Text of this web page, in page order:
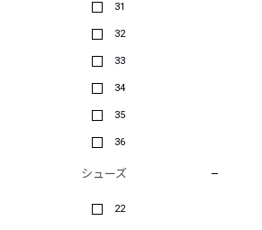
31
32
33
34
35
36
シューズ
22